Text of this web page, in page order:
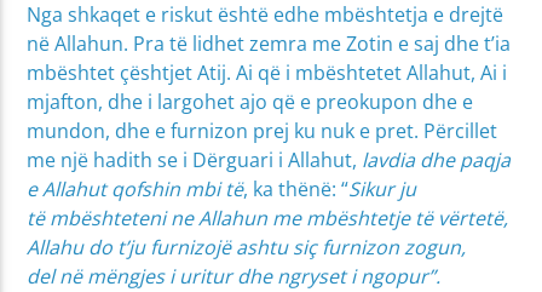
Nga shkaqet e riskut është edhe mbështetja e drejtë
në Allahun. Pra të lidhet zemra me Zotin e saj dhe t’ia
mbështet çështjet Atij. Ai që i mbështetet Allahut, Ai i
mjafton, dhe i largohet ajo që e preokupon dhe e
mundon, dhe e furnizon prej ku nuk e pret. Përcillet
me një hadith se i Dërguari i Allahut, lavdia dhe paqja
e Allahut qofshin mbi të, ka thënë: “Sikur ju
të mbështeteni ne Allahun me mbështetje të vërtetë,
Allahu do t’ju furnizojë ashtu siç furnizon zogun,
del në mëngjes i uritur dhe ngryset i ngopur”.